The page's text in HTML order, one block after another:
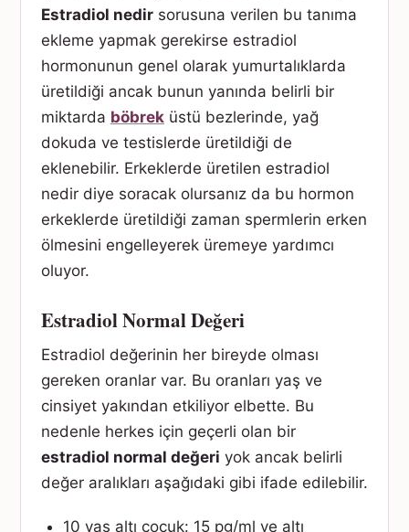
Estradiol nedir sorusuna verilen bu tanıma
ekleme yapmak gerekirse estradiol
hormonunun genel olarak yumurtalıklarda
üretildiği ancak bunun yanında belirli bir
miktarda böbrek üstü bezlerinde, yağ
dokuda ve testislerde üretildiği de
eklenebilir. Erkeklerde üretilen estradiol
nedir diye soracak olursanız da bu hormon
erkeklerde üretildiği zaman spermlerin erken
ölmesini engelleyerek üremeye yardımcı
oluyor.
Estradiol Normal Değeri
Estradiol değerinin her bireyde olması
gereken oranlar var. Bu oranları yaş ve
cinsiyet yakından etkiliyor elbette. Bu
nedenle herkes için geçerli olan bir
estradiol normal değeri yok ancak belirli
değer aralıkları aşağıdaki gibi ifade edilebilir.
10 yaş altı çocuk: 15 pg/ml ve altı